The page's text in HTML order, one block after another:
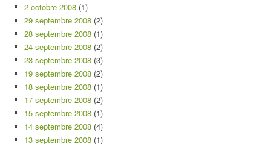
2 octobre 2008 (1)
29 septembre 2008 (2)
28 septembre 2008 (1)
24 septembre 2008 (2)
23 septembre 2008 (3)
19 septembre 2008 (2)
18 septembre 2008 (1)
17 septembre 2008 (2)
15 septembre 2008 (1)
14 septembre 2008 (4)
13 septembre 2008 (1)